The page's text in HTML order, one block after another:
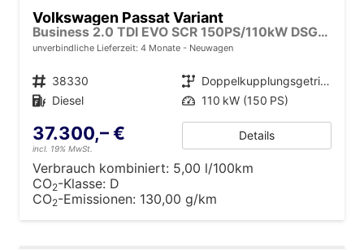
Volkswagen Passat Variant
Business 2.0 TDI EVO SCR 150PS/110kW DSG7 2026
unverbindliche Lieferzeit: 4 Monate Neuwagen
Fahrzeugnr. 38330 Getriebe
Doppelkupplungsgetriebe (DSG)
Kraftstoff Diesel Leistung 110 kW (150 PS)
37.300,– €
incl. 19% MwSt.
Details
Verbrauch kombiniert: 5,00 l/100km
CO2-Klasse: D
CO2-Emissionen: 130,00 g/km